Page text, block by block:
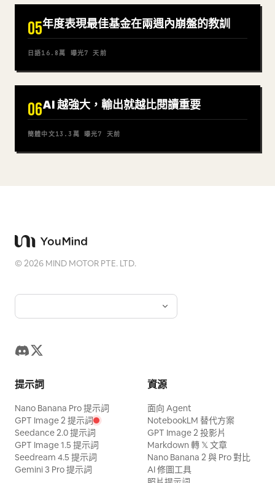
05年度表現最佳基金在兩週內崩盤的教訓
日語16.8萬 曝光7 天前
06AI 越強大，輸出就越比閱讀重要
簡體中文13.3萬 曝光7 天前
©2026 MIND MOTOR PTE. LTD.
提示詞
Nano Banana Pro 提示詞
GPT Image 2 提示詞
Seedance 2.0 提示詞
GPT Image 1.5 提示詞
Seedream 4.5 提示詞
Gemini 3 Pro 提示詞
資源
面向 Agent
NotebookLM 替代方案
GPT Image 2 投影片
Markdown 轉 𝕏 文章
Nano Banana 2 與 Pro 對比
AI 修圖工具